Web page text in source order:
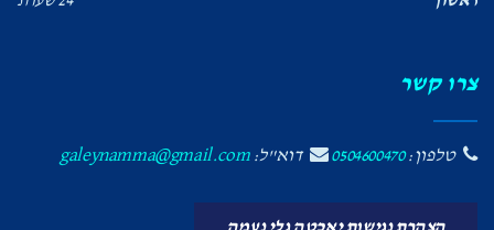
צרו קשר
טלפון:0504600470 דוא"ל:galeynamma@gmail.com